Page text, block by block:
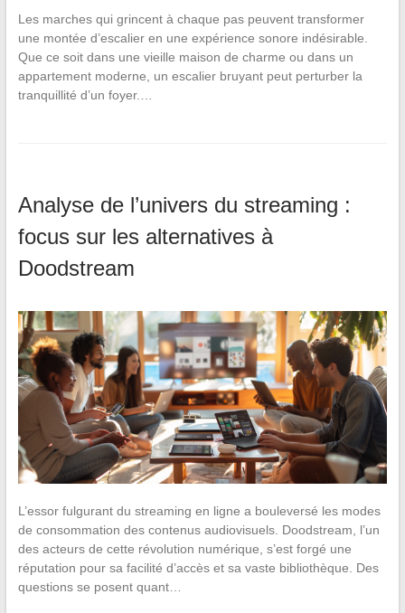
Les marches qui grincent à chaque pas peuvent transformer
une montée d’escalier en une expérience sonore indésirable.
Que ce soit dans une vieille maison de charme ou dans un
appartement moderne, un escalier bruyant peut perturber la
tranquillité d’un foyer.…
Analyse de l’univers du streaming :
focus sur les alternatives à
Doodstream
L’essor fulgurant du streaming en ligne a bouleversé les modes
de consommation des contenus audiovisuels. Doodstream, l’un
des acteurs de cette révolution numérique, s’est forgé une
réputation pour sa facilité d’accès et sa vaste bibliothèque. Des
questions se posent quant…